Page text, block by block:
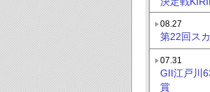
08.27
第22回ス
07.31
GII江戸川
賞